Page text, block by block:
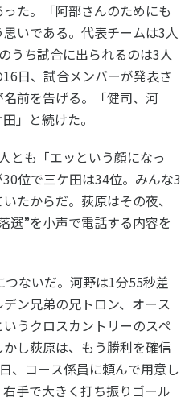
た。「阿部さんのためにも
いである。代表チームは3人
うち試合に出られるのは3人
16日、試合メンバーが発表さ
前を告げる。「健司、河
」と続けた。
人とも「エッという顔になっ
30位で三ケ田は34位。みんな3
たからだ。荻原はその夜、
選”を小声で電話する内容を
つないだ。河野は1分55秒差
ン兄弟の兄トロン、オース
うクロスカントリーのスペ
し荻原は、もう勝利を確信
、コース係員に頼んで用意し
手で大きく打ち振りゴール